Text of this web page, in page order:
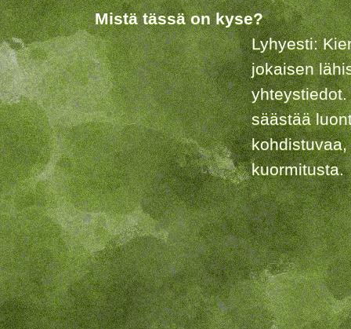
Mistä tässä on kyse?
Lyhyesti:
jokaisen
säästää
kuormitusta.